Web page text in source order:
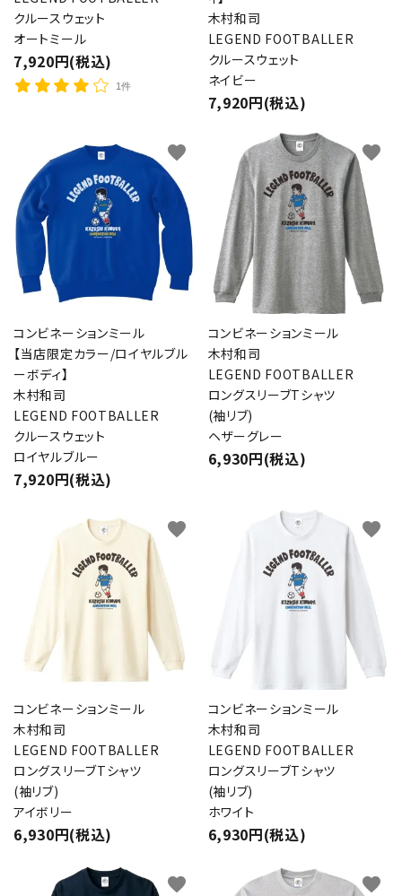
クルースウェット
オートミール
7,920円(税込)
1件
木村和司
LEGEND FOOTBALLER
クルースウェット
ネイビー
7,920円(税込)
コンビネーションミール
【当店限定カラー/ロイヤルブル
ーボディ】
木村和司
LEGEND FOOTBALLER
クルースウェット
ロイヤルブルー
7,920円(税込)
favorite
コンビネーションミール
木村和司
LEGEND FOOTBALLER
ロングスリーブTシャツ
(袖リブ)
ヘザーグレー
6,930円(税込)
favorite
コンビネーションミール
木村和司
LEGEND FOOTBALLER
ロングスリーブTシャツ
(袖リブ)
アイボリー
6,930円(税込)
favorite
コンビネーションミール
木村和司
LEGEND FOOTBALLER
ロングスリーブTシャツ
(袖リブ)
ホワイト
6,930円(税込)
favorite
favorite favorite